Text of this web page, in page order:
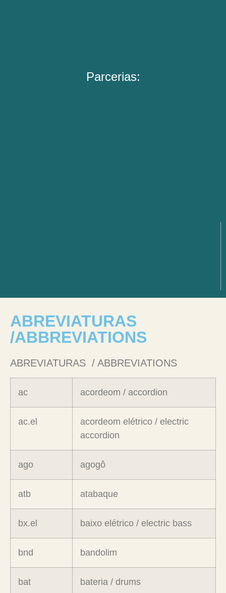
Parcerias:
ABREVIATURAS
/ABBREVIATIONS
ABREVIATURAS / ABBREVIATIONS
ac acordeom / accordion
ac.el
acordeom elétrico / electric
accordion
ago agogô
atb atabaque
bx.el baixo elétrico / electric bass
bnd bandolim
bat bateria / drums